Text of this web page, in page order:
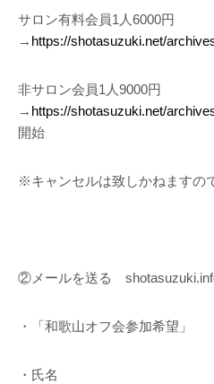
サロン有料会員1人6000円
→ https://shotasuzuki.net/
非サロン会員1人9000円
→ https://shotasuzuki.net/
開始
※キャンセルは致しかねますの
②メールを送る
・「和歌山オフ会参加希望」
・氏名